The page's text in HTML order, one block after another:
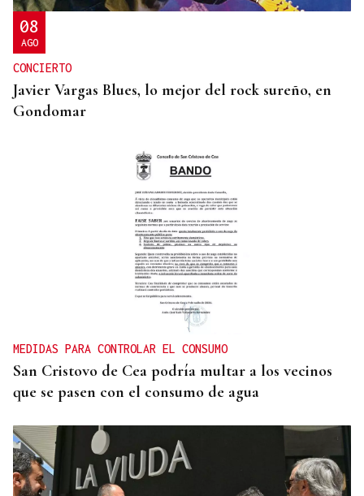
08
AGO
CONCIERTO
Javier Vargas Blues, lo mejor del rock sureño, en
Gondomar
MEDIDAS PARA CONTROLAR EL CONSUMO
San Cristovo de Cea podría multar a los vecinos
que se pasen con el consumo de agua